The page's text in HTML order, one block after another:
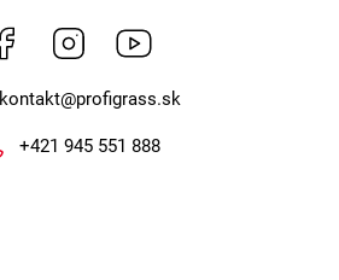
Facebook Instagram
kontakt@profigrass.sk
+421 945 551 888